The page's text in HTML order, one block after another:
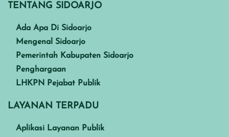
TENTANG SIDOARJO
Ada Apa Di Sidoarjo
Mengenal Sidoarjo
Pemerintah Kabupaten Sidoarjo
Penghargaan
LHKPN Pejabat Publik
LAYANAN TERPADU
Aplikasi Layanan Publik